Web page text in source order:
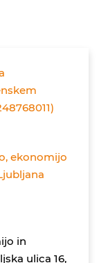
ekonomijo
in
ulica 16,